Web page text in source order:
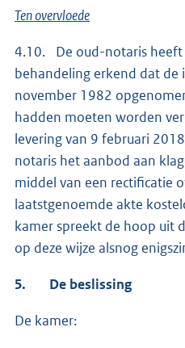
Ten overvloede
4.10. De oud-notaris heeft
behandeling erkend dat de
november 1982
hadden moeten worden
levering van 9 februari
notaris het aanbod aan
middel van een rectificatie
laatstgenoemde akte
kamer spreekt de hoop uit
op deze wijze alsnog
5. De beslissing
De kamer: